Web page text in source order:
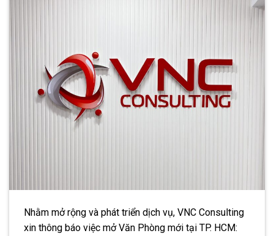
Nhằm mở rộng và phát triển dịch vụ, VNC Consulting
xin thông báo việc mở Văn Phòng mới tại TP. HCM: